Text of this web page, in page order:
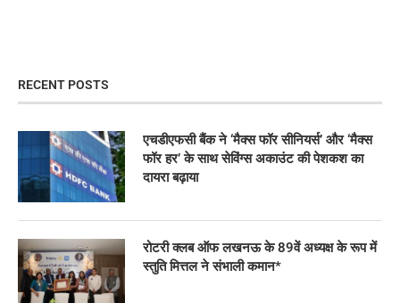
RECENT POSTS
एचडीएफसी बैंक ने ‘मैक्स फॉर सीनियर्स’ और ‘मैक्स
फॉर हर’ के साथ सेविंग्स अकाउंट की पेशकश का
दायरा बढ़ाया
रोटरी क्लब ऑफ लखनऊ के 89वें अध्यक्ष के रूप में
स्तुति मित्तल ने संभाली कमान*